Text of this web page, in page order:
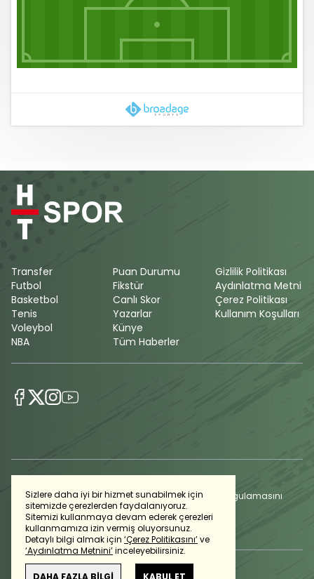
Sizlere daha iyi bir hizmet sunabilmek için
sitemizde çerezlerden faydalanıyoruz.
Sitemizi kullanmaya devam ederek çerezleri
kullanmamıza izin vermiş oluyorsunuz.
Detaylı bilgi almak için ‘Çerez Politikasını’ve
‘Aydınlatma Metnini’inceleyebilirsiniz.
DAHA FAZLA BİLGİ KABUL ET
Transfer
Futbol
Basketbol
Tenis
Voleybol
NBA
Puan Durumu
Fikstür
Canlı Skor
Yazarlar
Künye
Tüm Haberler
Gizlilik Politikası
Aydınlatma Metni
Çerez Politikası
Kullanım Koşulları
Günlük gelişmeleri takip edebilmek için habertürk uygulamasını
indirin